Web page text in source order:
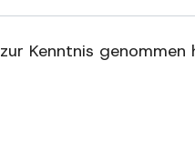
zur Kenntnis genommen